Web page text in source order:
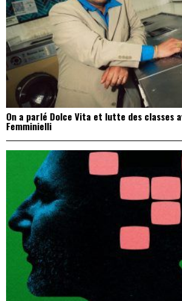
On a parlé Dolce Vita et lutte des classes
Femminielli